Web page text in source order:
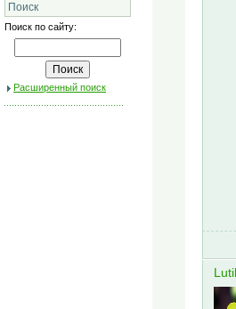
Поиск
Поиск по сайту:
Расширенный поиск